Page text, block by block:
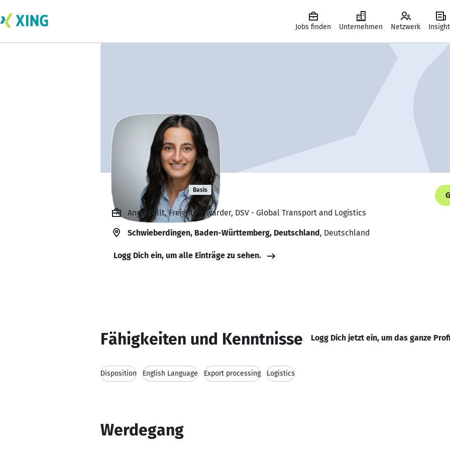
Jobs finden Unternehmen Netzwerk
Bahar Sakiz Basis
Angestellt, Freight Forwarder, DSV - Global Transport and Logistics
Schwieberdingen, Baden-Württemberg, Deutschland, Deutschland
Logg Dich ein, um alle Einträge zu sehen.
Fähigkeiten und Kenntnisse Logg Dich jetzt ein, um das ganze
Disposition English Language Export processing Logistics
Werdegang